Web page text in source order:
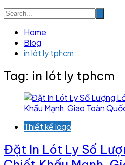
Home
Blog
in lót ly tphcm
Tag: in lót ly tphcm
Thiết kế logo
Đặt In Lót Ly Số